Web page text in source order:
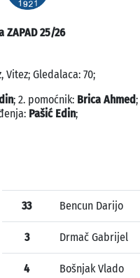
ZAPAD 25/26
Vitez; Gledalaca: 70;
; 2. pomoćnik: Brica Ahmed;
Pašić Edin;
33 Bencun Darijo
3 Drmač Gabrijel
4 Bošnjak Vlado